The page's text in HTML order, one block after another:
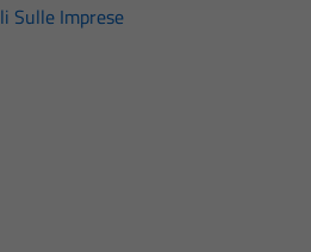
Sulle Imprese